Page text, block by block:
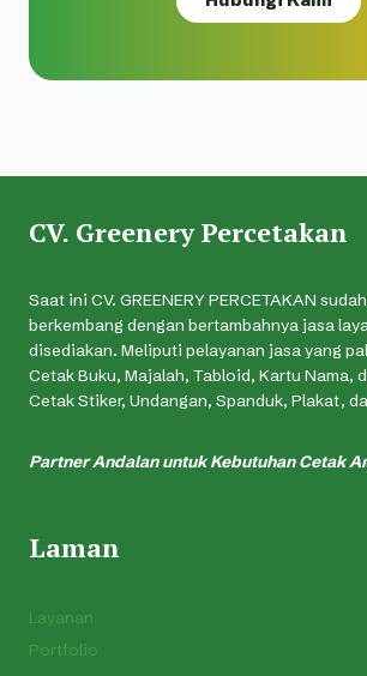
CV. Greenery Percetakan
Saat ini CV. GREENERY PERCETAKAN
berkembang dengan bertambahnya jasa
disediakan. Meliputi pelayanan jasa yang
Cetak Buku, Majalah, Tabloid, Kartu Nama,
Cetak Stiker, Undangan, Spanduk, Plakat,
Partner Andalan untuk Kebutuhan Cetak
Laman
Layanan
Portfolio